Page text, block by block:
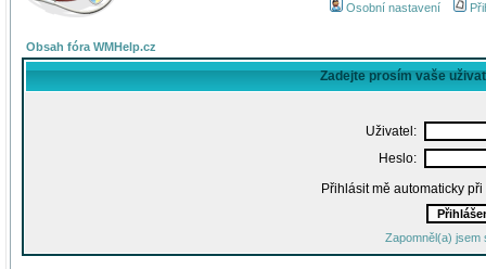
Osobní nastavení
Obsah fóra WMHelp.cz
Zadejte prosím vaše
Uživatel:
Heslo:
Přihlásit mě automaticky
Zapomněl(a) jsem